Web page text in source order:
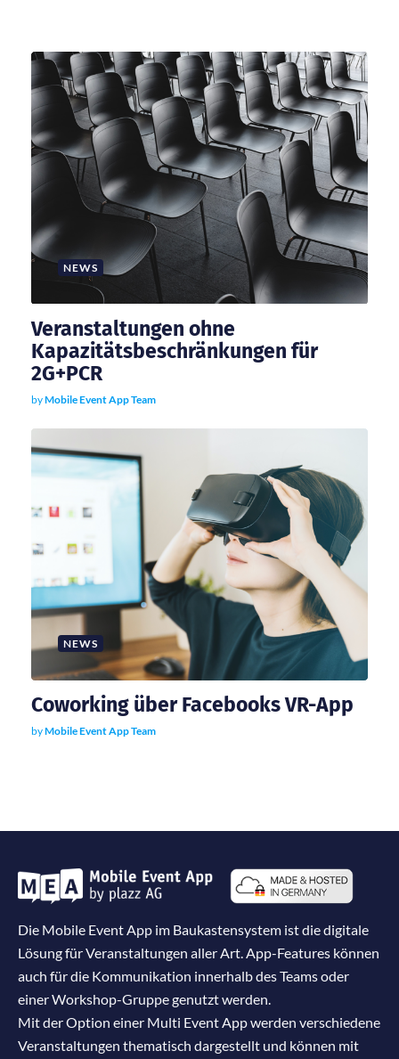
o
n
NEWS
Veranstaltungen ohne
Kapazitätsbeschränkungen für
2G+PCR
byMobile Event App Team
NEWS
Coworking über Facebooks VR-App
byMobile Event App Team
Die Mobile Event App im Baukastensystem ist die digitale
Lösung für Veranstaltungen aller Art. App-Features können
auch für die Kommunikation innerhalb des Teams oder
einer Workshop-Gruppe genutzt werden.
Mit der Option einer Multi Event App werden verschiedene
Veranstaltungen thematisch dargestellt und können mit